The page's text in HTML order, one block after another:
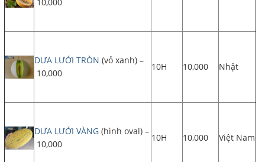
DƯA LƯỚI TRÒN (vỏ xanh) –
10,000
10H 10,000 Nhật
DƯA LƯỚI VÀNG (hình oval) –
10,000
10H 10,000 Việt Nam